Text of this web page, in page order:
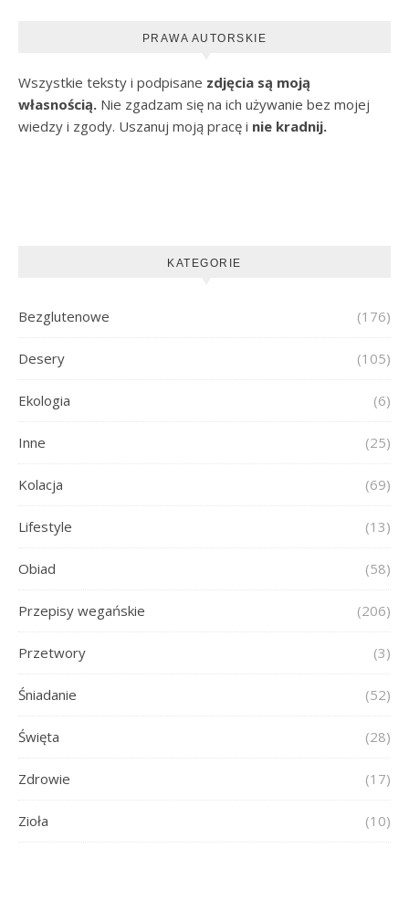
PRAWA AUTORSKIE
Wszystkie teksty i podpisane zdjęcia są moją
własnością. Nie zgadzam się na ich używanie bez mojej
wiedzy i zgody. Uszanuj moją pracę i nie kradnij.
KATEGORIE
Bezglutenowe (176)
Desery (105)
Ekologia (6)
Inne (25)
Kolacja (69)
Lifestyle (13)
Obiad (58)
Przepisy wegańskie (206)
Przetwory (3)
Śniadanie (52)
Święta (28)
Zdrowie (17)
Zioła (10)